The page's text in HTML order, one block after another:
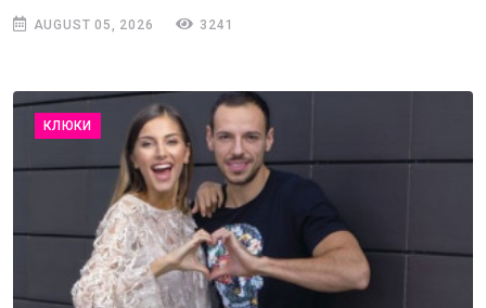
AUGUST 05, 2026 3241
КЛЮКИ